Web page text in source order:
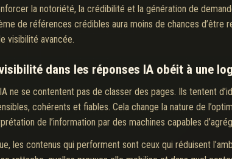
la notoriété, la crédibilité et la génération de
de références crédibles aura moins de chances
visibilité avancée.
dans les réponses IA obéit à une
ne se contentent pas de classer des pages. Ils tentent
cohérents et fiables. Cela change la nature de
de l’information par des machines capables
les contenus qui performent sont ceux qui réduisent